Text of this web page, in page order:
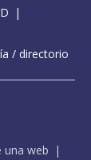
/ directorio
una web